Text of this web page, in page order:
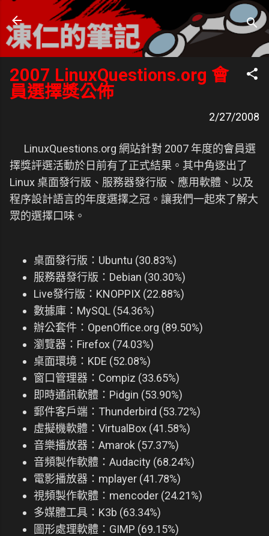
跳到主要內容
凍仁的筆記
- https://note.drx.tw
2007 LinuxQuestions.org 會
員選擇獎公佈
2/27/2008
LinuxQuestions.org 網站針對 2007 年度的會員選
擇獎評選活動於日前有了正式結果。其中角逐出了
Linux 桌面發行版、服務器發行版、應用軟體、以及
程序設計語言的年度選擇之冠。讓我們一起來了解大
眾的選擇口味。
桌面發行版：Ubuntu (30.83%)
服務器發行版：Debian (30.30%)
Live發行版：KNOPPIX (22.88%)
數據庫：MySQL (54.36%)
辦公套件：OpenOffice.org (89.50%)
瀏覽器：Firefox (74.03%)
桌面環境：KDE (52.08%)
窗口管理器：Compiz (33.65%)
即時通訊軟體：Pidgin (53.90%)
郵件客戶端：Thunderbird (53.72%)
虛擬機軟體：VirtualBox (41.58%)
音樂播放器：Amarok (57.37%)
音頻製作軟體：Audacity (68.24%)
電影播放器：mplayer (41.78%)
視頻製作軟體：mencoder (24.21%)
多媒體工具：K3b (63.34%)
圖形處理軟體：GIMP (69.15%)